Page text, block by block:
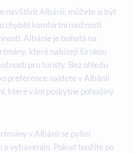
navštívit Albánii, můžete⁤ si být
chybět komfortní možnosti
Albánie je bohatá na
které nabízejí širokou
⁣pro turisty. ⁤Bez ohledu
preference najdete v Albánii
které vám‌ poskytne pohodlný
⁤v⁤ Albánii ⁤se pyšní​
a vybavením. Pokud⁤ toužíte po